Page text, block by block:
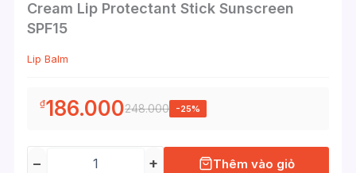
Cream Lip Protectant Stick Sunscreen
SPF15
Lip Balm
₫186.000248.000 -25%
− + Thêm vào giỏ